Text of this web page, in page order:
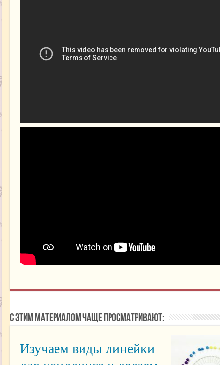
С этим материалом чаще просматривают:
Изучаем виды линейки